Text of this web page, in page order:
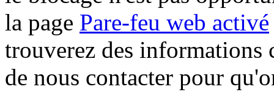
la page Pare-feu web activé
trouverez des informations
de nous contacter pour